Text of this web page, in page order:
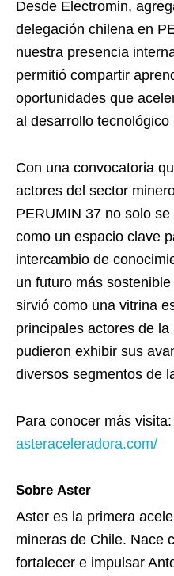
Desde Electromin,
delegación chilena en
nuestra presencia
permitió compartir
oportunidades que
al desarrollo tecnológico
Con una convocatoria
actores del sector
PERUMIN 37 no solo
como un espacio clave
intercambio de
un futuro más
sirvió como una vitrina
principales actores de
pudieron exhibir sus
diversos segmentos de
Para conocer más visita:
asteraceleradora.com/
Sobre Aster
Aster es la primera
mineras de Chile. Nace
fortalecer e impulsar